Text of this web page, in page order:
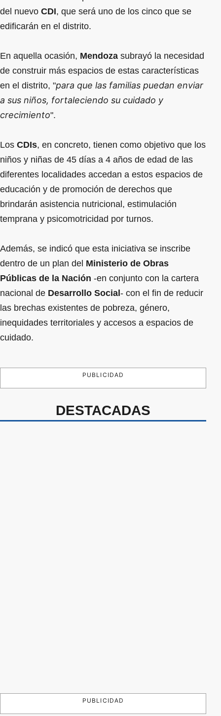
del nuevo CDI, que será uno de los cinco que se
edificarán en el distrito.
En aquella ocasión, Mendoza subrayó la necesidad
de construir más espacios de estas características
en el distrito, "para que las familias puedan enviar
a sus niños, fortaleciendo su cuidado y
crecimiento".
Los CDIs, en concreto, tienen como objetivo que los
niños y niñas de 45 días a 4 años de edad de las
diferentes localidades accedan a estos espacios de
educación y de promoción de derechos que
brindarán asistencia nutricional, estimulación
temprana y psicomotricidad por turnos.
Además, se indicó que esta iniciativa se inscribe
dentro de un plan del Ministerio de Obras
Públicas de la Nación -en conjunto con la cartera
nacional de Desarrollo Social - con el fin de reducir
las brechas existentes de pobreza, género,
inequidades territoriales y accesos a espacios de
cuidado.
PUBLICIDAD
DESTACADAS
PUBLICIDAD